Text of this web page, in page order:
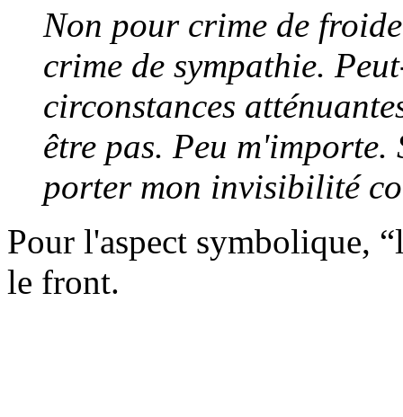
Non pour crime de
crime de sympathie.
circonstances
être pas. Peu
porter mon invisibilité
Pour l'aspect symbolique,
le front.